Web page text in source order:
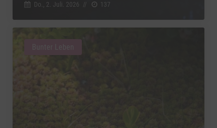
Do., 2. Juli. 2026 // 137